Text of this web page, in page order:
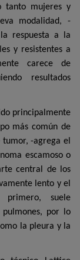
tanto mujeres y
modalidad, -
respuesta a la
y resistentes a
carece de
resultados
principalmente
más común de
-agrega el
escamoso o
central de los
lento y el
primero, suele
pulmones, por lo
la pleura y la